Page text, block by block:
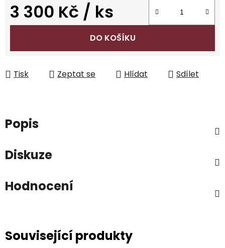
3 300 Kč / ks
Měrná cena:
DO KOŠÍKU
Tisk Zeptat se Hlídat Sdílet
Popis
Diskuze
Hodnocení
Související produkty